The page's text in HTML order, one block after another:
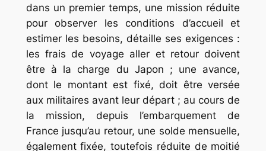
dans un premier temps, une mission réduite
pour observer les conditions d’accueil et
estimer les besoins, détaille ses exigences :
les frais de voyage aller et retour doivent
être à la charge du Japon ; une avance,
dont le montant est fixé, doit être versée
aux militaires avant leur départ ; au cours de
la mission, depuis l’embarquement de
France jusqu’au retour, une solde mensuelle,
également fixée, toutefois réduite de moitié